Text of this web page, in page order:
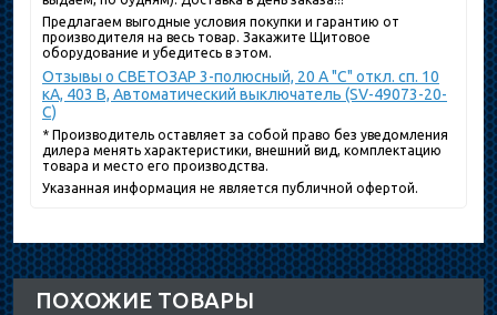
Предлагаем выгодные условия покупки и гарантию от
производителя на весь товар. Закажите Щитовое
оборудование и убедитесь в этом.
Отзывы о СВЕТОЗАР 3-полюсный, 20 A "C" откл. сп. 10
кА, 403 В, Автоматический выключатель (SV-49073-20-
C)
* Производитель оставляет за собой право без уведомления
дилера менять характеристики, внешний вид, комплектацию
товара и место его производства.
Указанная информация не является публичной офертой.
ПОХОЖИЕ ТОВАРЫ